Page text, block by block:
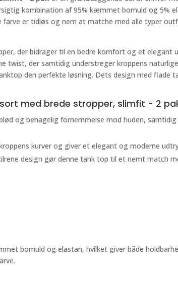
kombination af 95% kæmmet bomuld og 5%
farve er tidløs og nem at matche med alle typer
der bidrager til en bedre komfort og et elegant
twist, der samtidig understreger kroppens
den perfekte løsning. Dets design med flade
med brede stropper, slimfit - 2
og behagelig fornemmelse mod huden,
kurver og giver et elegant og moderne
design gør denne tank top til et nemt match
bomuld og elastan, hvilket giver både